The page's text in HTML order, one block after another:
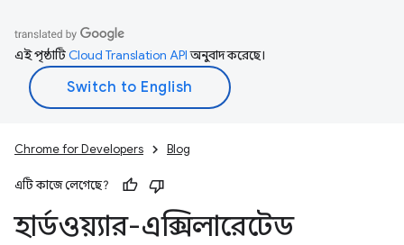
এই পৃষ্ঠাটিCloud Translation APIঅনুবাদ করেছে।
Chrome for Developers Blog
এটি কাজে লেগেছে?
হার্ডওয়্যার-এক্সিলারেটেড